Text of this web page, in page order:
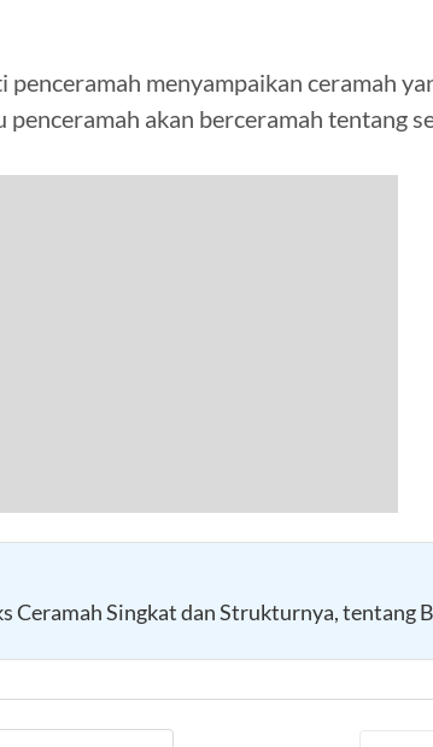
penceramah menyampaikan ceramah
penceramah akan berceramah tentang
Ceramah Singkat dan Strukturnya, tentang